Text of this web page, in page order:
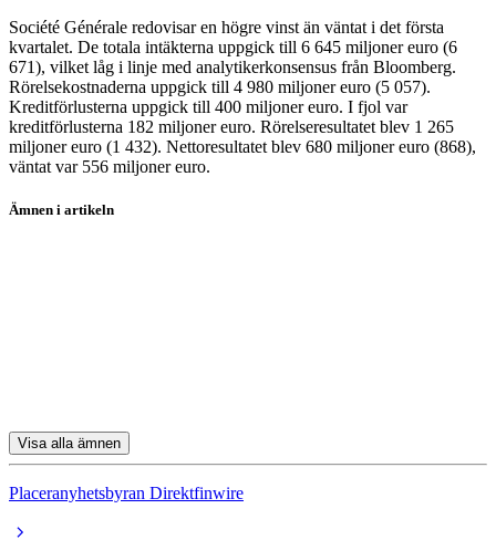
Société Générale redovisar en högre vinst än väntat i det första
kvartalet. De totala intäkterna uppgick till 6 645 miljoner euro (6
671), vilket låg i linje med analytikerkonsensus från Bloomberg.
Rörelsekostnaderna uppgick till 4 980 miljoner euro (5 057).
Kreditförlusterna uppgick till 400 miljoner euro. I fjol var
kreditförlusterna 182 miljoner euro. Rörelseresultatet blev 1 265
miljoner euro (1 432). Nettoresultatet blev 680 miljoner euro (868),
väntat var 556 miljoner euro.
Ämnen i artikeln
Visa alla ämnen
Placeranyhetsbyran Direktfinwire